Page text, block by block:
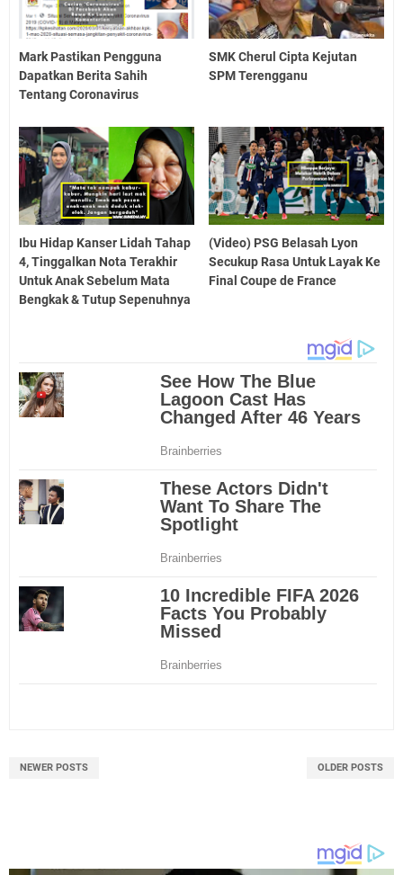
Mark Pastikan Pengguna
Dapatkan Berita Sahih
Tentang Coronavirus
SMK Cherul Cipta Kejutan
SPM Terengganu
Ibu Hidap Kanser Lidah Tahap
4, Tinggalkan Nota Terakhir
Untuk Anak Sebelum Mata
Bengkak & Tutup Sepenuhnya
(Video) PSG Belasah Lyon
Secukup Rasa Untuk Layak Ke
Final Coupe de France
NEWER POSTS OLDER POSTS